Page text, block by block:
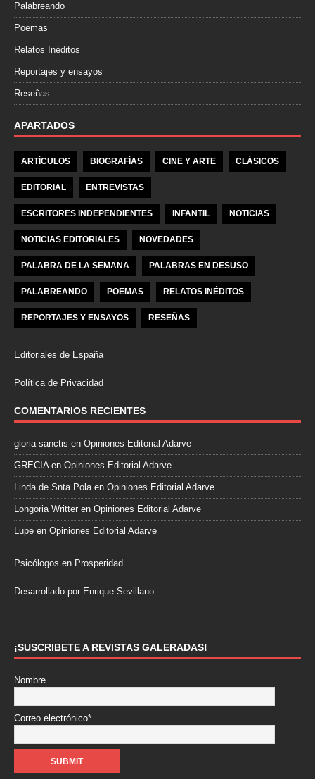
Palabreando
Poemas
Relatos Inéditos
Reportajes y ensayos
Reseñas
APARTADOS
ARTÍCULOS BIOGRAFÍAS CINE Y ARTE CLÁSICOS
EDITORIAL ENTREVISTAS
ESCRITORES INDEPENDIENTES INFANTIL NOTICIAS
NOTICIAS EDITORIALES NOVEDADES
PALABRA DE LA SEMANA PALABRAS EN DESUSO
PALABREANDO POEMAS RELATOS INÉDITOS
REPORTAJES Y ENSAYOS RESEÑAS
Editoriales de España
Política de Privacidad
COMENTARIOS RECIENTES
gloria sanctis en Opiniones Editorial Adarve
GRECIAen Opiniones Editorial Adarve
Linda de Snta Polaen Opiniones Editorial Adarve
Longoria Writter en Opiniones Editorial Adarve
Lupe en Opiniones Editorial Adarve
Psicólogos en Prosperidad
Desarrollado por Enrique Sevillano
¡SUSCRIBETE A REVISTAS GALERADAS!
Nombre
Correo electrónico*